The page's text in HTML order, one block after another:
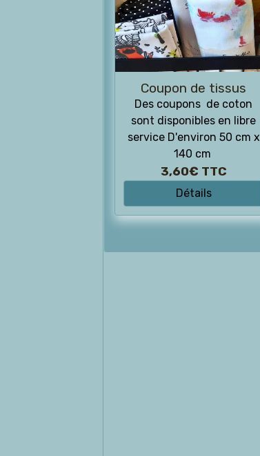
Coupon de tissus
Des coupons de coton
sont disponibles en libre
service D'environ 50 cm x
140 cm
3,60€ TTC
Détails